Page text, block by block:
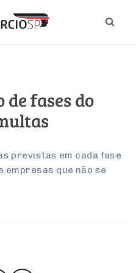
fases do
previstas em cada fase
empresas que não se